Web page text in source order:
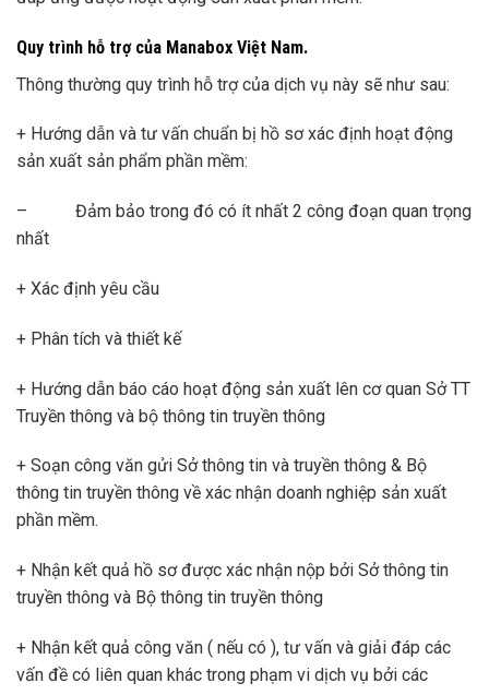
Quy trình hỗ trợ của Manabox Việt Nam.
Thông thường quy trình hỗ trợ của dịch vụ này sẽ như sau:
+ Hướng dẫn và tư vấn chuẩn bị hồ sơ xác định hoạt động
sản xuất sản phẩm phần mềm:
– Đảm bảo trong đó có ít nhất 2 công đoạn quan trọng
nhất
+ Xác định yêu cầu
+ Phân tích và thiết kế
+ Hướng dẫn báo cáo hoạt động sản xuất lên cơ quan Sở TT
Truyền thông và bộ thông tin truyền thông
+ Soạn công văn gửi Sở thông tin và truyền thông & Bộ
thông tin truyền thông về xác nhận doanh nghiệp sản xuất
phần mềm.
+ Nhận kết quả hồ sơ được xác nhận nộp bởi Sở thông tin
truyền thông và Bộ thông tin truyền thông
+ Nhận kết quả công văn ( nếu có ), tư vấn và giải đáp các
vấn đề có liên quan khác trong phạm vi dịch vụ bởi các